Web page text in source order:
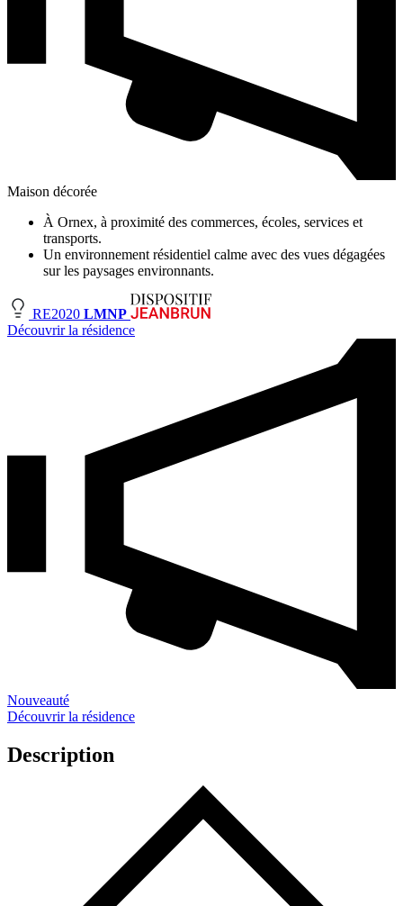
Maison décorée
À Ornex, à proximité des commerces, écoles, services et
transports.
Un environnement résidentiel calme avec des vues dégagées
sur les paysages environnants.
RE2020 LMNP
Découvrir la résidence
Nouveauté
Découvrir la résidence
Description